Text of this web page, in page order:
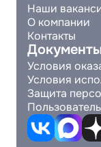
Наши
О компании
Контакты
Условия
Условия
Защита